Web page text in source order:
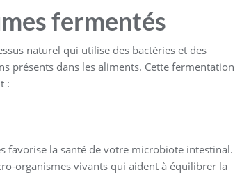
fermentés
naturel qui utilise des bactéries et des
présents dans les aliments. Cette fermentation
:
favorise la santé de votre microbiote intestinal.
organismes vivants qui aident à équilibrer la